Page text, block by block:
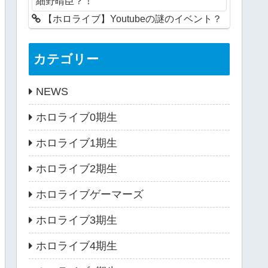
【ホロライブ】Youtubeの謎のイベント？
カテゴリー
NEWS
ホロライブ0期生
ホロライブ1期生
ホロライブ2期生
ホロライブゲーマーズ
ホロライブ3期生
ホロライブ4期生